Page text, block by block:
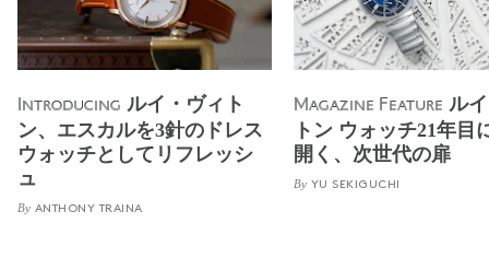
Introducing ルイ・ヴィト
ン、エスカルを3針のドレス
ウォッチとしてリフレッシ
ュ
By ANTHONY TRAINA
Magazine Feature ル
トン ウォッチ21年目
開く、次世代の扉
By YU SEKIGUCHI